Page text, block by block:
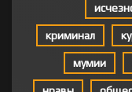
криминал
мумии